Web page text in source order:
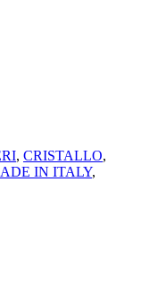
, CRISTALLO,
IN ITALY,